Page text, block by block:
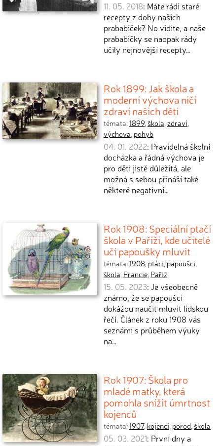
11. 05. 2018: Máte rádi staré
recepty z doby našich
prababiček? No vidíte, a naše
prababičky se naopak rády
učily nejnovější recepty…
Rok 1899: Jak škola a
moderní výchova ničí
zdraví našich dětí
témata:1899, škola, zdraví,
výchova, pohyb
04. 01. 2022: Pravidelná školní
docházka a řádná výchova je
pro děti jistě důležitá, ale
možná s sebou přináší také
některé negativní…
Rok 1908: Speciální ptačí
škola v Paříži, kde učitelé
učí papoušky mluvit
témata:1908, ptáci, papoušci,
škola, Francie, Paříž
15. 05. 2023: Je všeobecně
známo, že se papoušci
dokážou naučit mluvit lidskou
řečí. Článek z roku 1908 vás
seznámí s průběhem výuky
na…
Rok 1907: Škola pro
mladé matky, která
pomohla snížit úmrtnost
kojenců
témata:1907, kojenci, porod, škola
05. 03. 2021: První dny a